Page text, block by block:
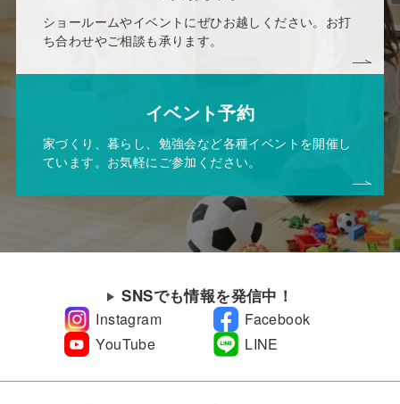
ショールームやイベントにぜひお越しください。お打
ち合わせやご相談も承ります。
イベント予約
家づくり、暮らし、勉強会など各種イベントを開催し
ています。お気軽にご参加ください。
SNSでも情報を発信中！
Instagram
Facebook
YouTube
LINE